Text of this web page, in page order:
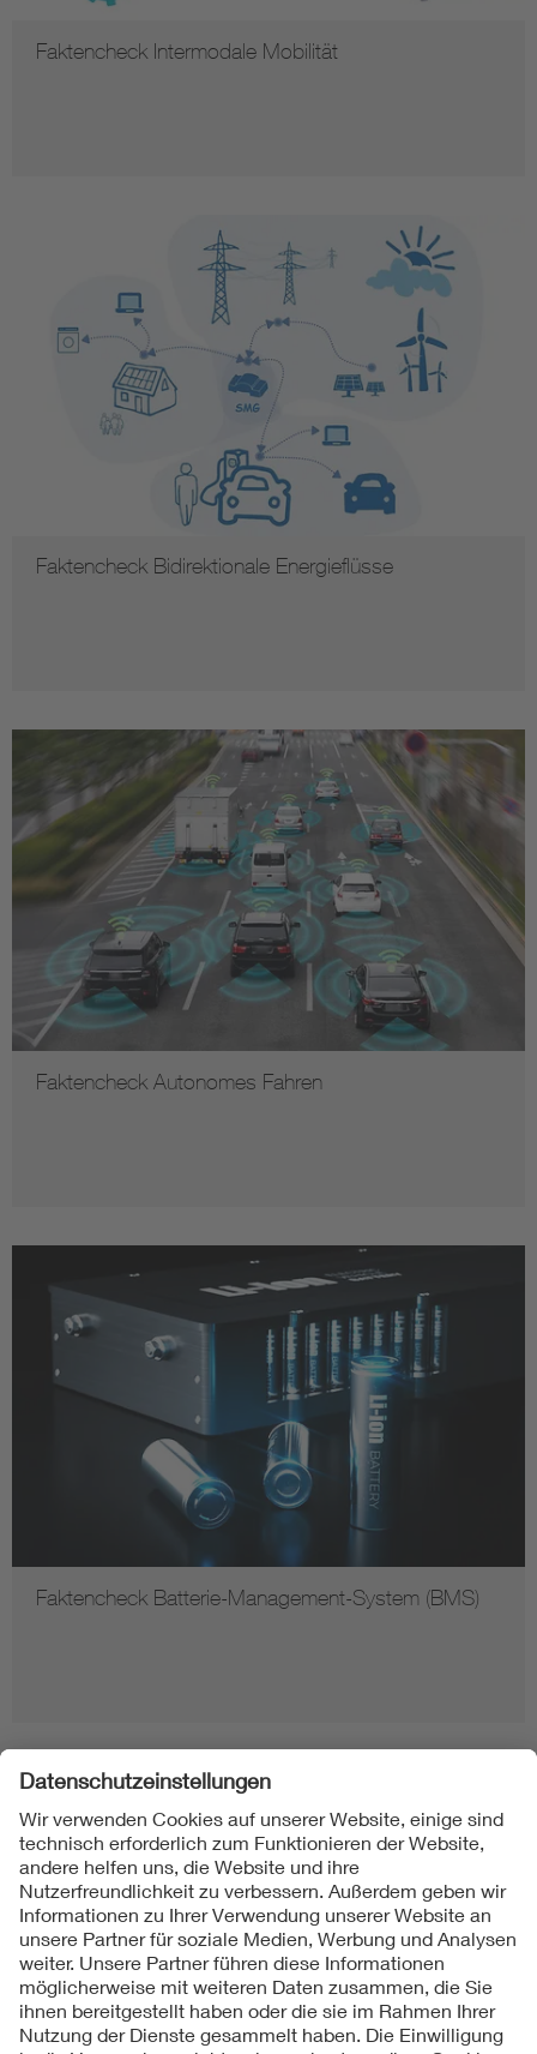
Faktencheck Intermodale Mobilität
Faktencheck Bidirektionale Energieflüsse
Faktencheck Autonomes Fahren
Faktencheck Batterie-Management-System (BMS)
Folgen Sie uns